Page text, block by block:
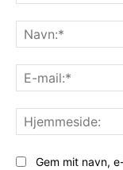
Gem mit navn,